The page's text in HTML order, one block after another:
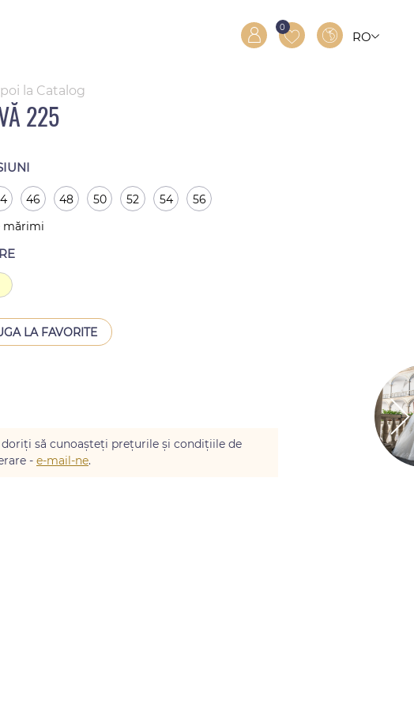
0
RO
la Catalog
225
46 48 50 52 54
56
mărimi
LA FAVORITE
producție
doriți să cunoașteți prețurile și condițiile de
- e-mail-ne.